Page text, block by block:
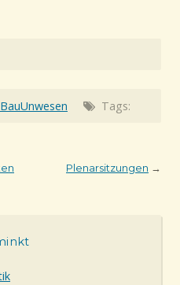
Tags:
Plenarsitzungen →